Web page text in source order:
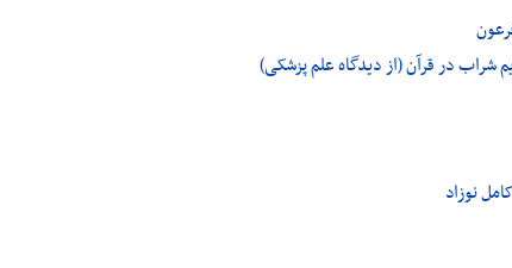
در قرآن (از دیدگاه علم پزشکی)
نوزاد